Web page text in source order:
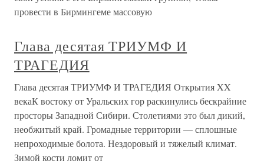
провести в Бирмингеме массовую
Глава десятая ТРИУМФ И
ТРАГЕДИЯ
Глава десятая ТРИУМФ И ТРАГЕДИЯ Открытия XX
векаК востоку от Уральских гор раскинулись бескрайние
просторы Западной Сибири. Столетиями это был дикий,
необжитый край. Громадные территории — сплошные
непроходимые болота. Нездоровый и тяжелый климат.
Зимой кости ломит от